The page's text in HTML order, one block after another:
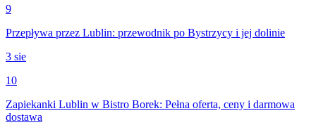
9
Przepływa przez Lublin: przewodnik po Bystrzycy i jej dolinie
3 sie
10
Zapiekanki Lublin w Bistro Borek: Pełna oferta, ceny i darmowa
dostawa